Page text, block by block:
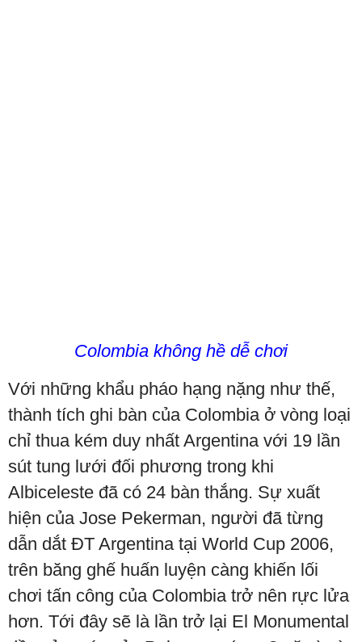
Colombia không hề dễ chơi
Với những khẩu pháo hạng nặng như thế,
thành tích ghi bàn của Colombia ở vòng loại
chỉ thua kém duy nhất Argentina với 19 lần
sút tung lưới đối phương trong khi
Albiceleste đã có 24 bàn thắng. Sự xuất
hiện của Jose Pekerman, người đã từng
dẫn dắt ĐT Argentina tại World Cup 2006,
trên băng ghế huấn luyện càng khiến lối
chơi tấn công của Colombia trở nên rực lửa
hơn. Tới đây sẽ là lần trở lại El Monumental